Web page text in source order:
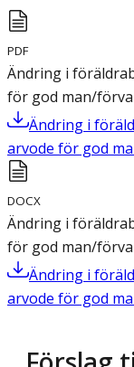
PDF
Ändring i
för god man/
Ändring i
arvode för god
DOCX
Ändring i
för god man/
Ändring i
arvode för god